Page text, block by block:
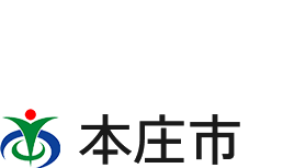
本
庄